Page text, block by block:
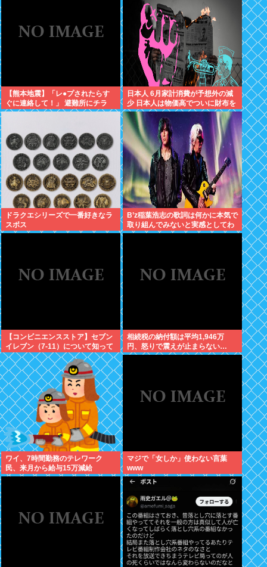
【熊本地震】「レ●プされたらす
ぐに連絡して！」 避難所にチラ
シ。 無料で緊急避妊薬を届けるシ
日本人 6月家計消費が予想外の減
少 日本人は物価高でついに財布を
閉じる、金を使わなくなる 使える
金がもう無いからだった
ドラクエシリーズで一番好きなラ
スボス
B’z稲葉浩志の歌詞は何かに本気で
取り組んでみないと実感としてわ
からない
【コンビニエンスストア】セブン
イレブン（7-11）について知って
いること
相続税の納付額は平均1,946万
円、怒りで震えが止まらない…
ワイ、7時間勤務のテレワーク
民、来月から給与15万減給
マジで「女しか」使わない言葉
www